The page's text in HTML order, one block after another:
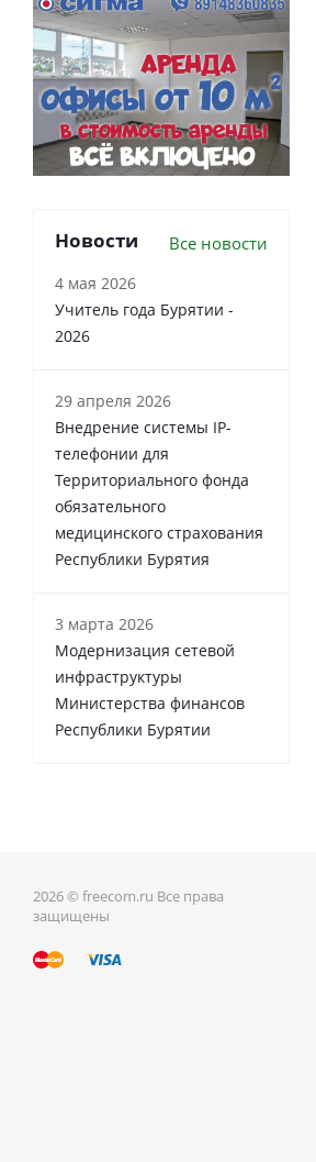
Новости Все новости
4 мая 2026
Учитель года Бурятии -
2026
29 апреля 2026
Внедрение системы IP-
телефонии для
Территориального фонда
обязательного
медицинского страхования
Республики Бурятия
3 марта 2026
Модернизация сетевой
инфраструктуры
Министерства финансов
Республики Бурятии
2026 © freecom.ru Все права
защищены